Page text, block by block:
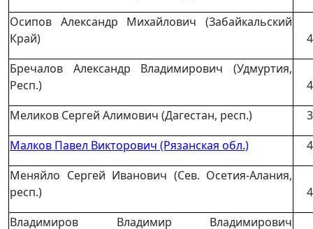
Осипов Александр Михайлович (Забайкальский
Край)
Бречалов Александр Владимирович (Удмуртия,
Респ.)
Меликов Сергей Алимович (Дагестан, респ.)
Малков Павел Викторович (Рязанская обл.)
Меняйло Сергей Иванович (Сев. Осетия-Алания,
респ.)
Владимиров Владимир Владимирович